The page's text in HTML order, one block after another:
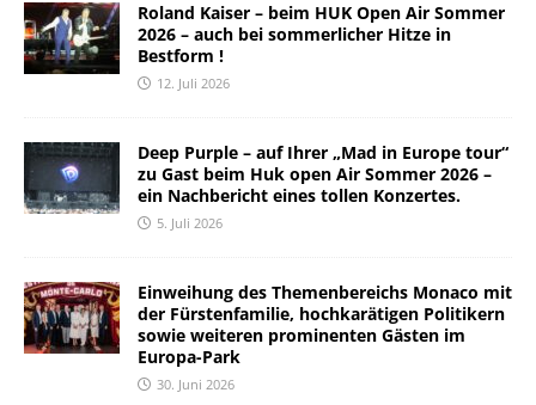
Roland Kaiser – beim HUK Open Air Sommer
2026 – auch bei sommerlicher Hitze in
Bestform !
12. Juli 2026
Deep Purple – auf Ihrer „Mad in Europe tour“
zu Gast beim Huk open Air Sommer 2026 –
ein Nachbericht eines tollen Konzertes.
5. Juli 2026
Einweihung des Themenbereichs Monaco mit
der Fürstenfamilie, hochkarätigen Politikern
sowie weiteren prominenten Gästen im
Europa-Park
30. Juni 2026